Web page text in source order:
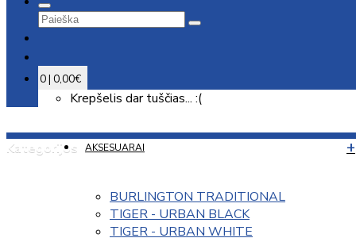
0 | 0,00€
Krepšelis dar tuščias... :(
Kategorijos AKSESUARAI
BURLINGTON TRADITIONAL
TIGER - URBAN BLACK
TIGER - URBAN WHITE